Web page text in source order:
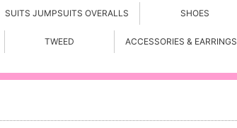
SUITS JUMPSUITS OVERALLS SHOES
TWEED ACCESSORIES & EARRINGS